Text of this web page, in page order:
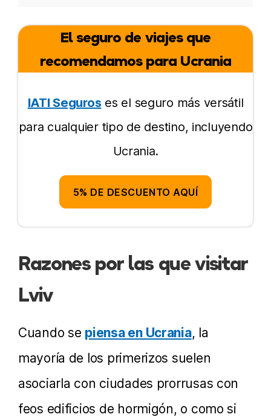
Cómo llegar
Cómo moverse
Dónde alojarse
Qué ver
Día 1 – Casco antiguo
Día 3 – Tour soviético!
El seguro de viajes que
recomendamos para Ucrania
IATI Seguros es el seguro más versátil
para cualquier tipo de destino, incluyendo
Ucrania.
5% DE DESCUENTO AQUÍ
Razones por las que visitar
Lviv
Cuando se piensa en Ucrania, la
mayoría de los primerizos suelen
asociarla con ciudades prorrusas con
feos edificios de hormigón, o como si